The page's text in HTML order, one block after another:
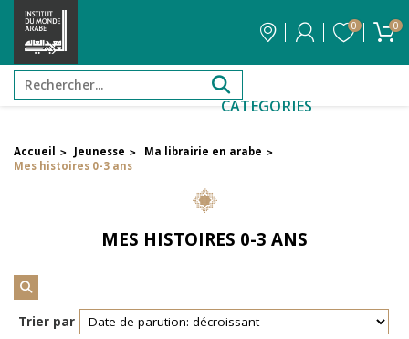
0 0
CATEGORIES
FILTRER PAR PRIX
Accueil > Jeunesse > Ma librairie en arabe >
Mes histoires 0-3 ans
MES HISTOIRES 0-3 ANS
Trier par